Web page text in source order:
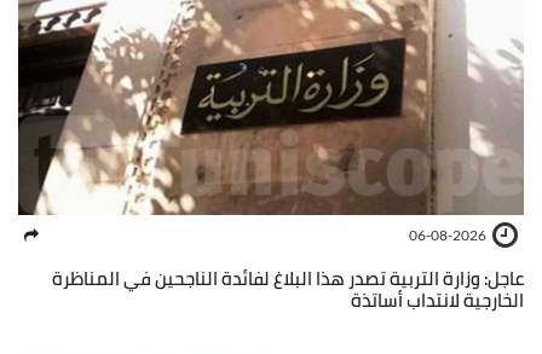
06-08-2026
عاجل: وزارة التربية تصدر هذا البلاغ لفائدة الناجحين في المناظرة
الخارجية لانتداب أساتذة